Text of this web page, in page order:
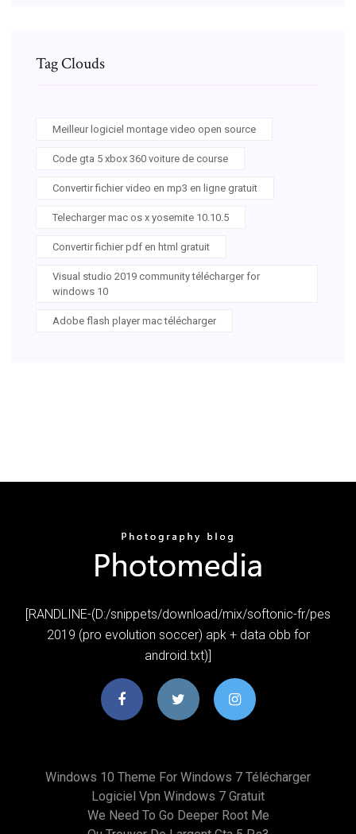
Tag Clouds
Meilleur logiciel montage video open source
Code gta 5 xbox 360 voiture de course
Convertir fichier video en mp3 en ligne gratuit
Telecharger mac os x yosemite 10.10.5
Convertir fichier pdf en html gratuit
Visual studio 2019 community télécharger for
windows 10
Adobe flash player mac télécharger
[RANDLINE-(D:/snippets/download/mix/softonic-fr/pes
2019 (pro evolution soccer) apk + data obb for
android.txt)]
Windows 10 Theme For Windows 7 Télécharger
Logiciel Vpn Windows 7 Gratuit
We Need To Go Deeper Root Me